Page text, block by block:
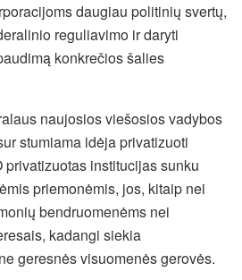
daugiau politinių svertų,
reguliavimo ir daryti
konkrečios šalies
naujosios viešosios vadybos
stumiama idėja privatizuoti
institucijas sunku
priemonėmis, jos, kitaip nei
bendruomenėms nei
kadangi siekia
geresnės visuomenės gerovės.